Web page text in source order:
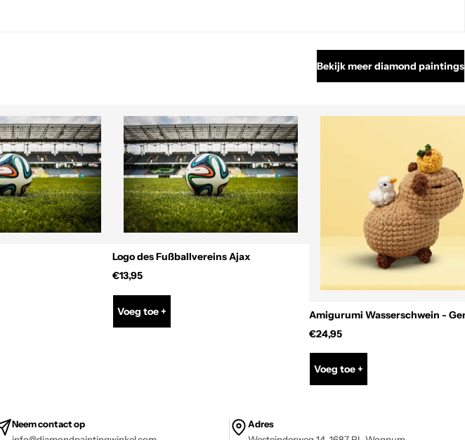
Bekijk meer diamond paintings
Logo des Fußballvereins Ajax
€13,95
Voeg toe +
Amigurumi Wasserschwein -
€24,95
Voeg toe +
Neem contact op
Adres